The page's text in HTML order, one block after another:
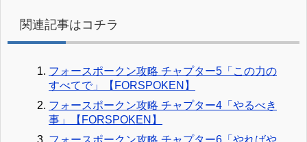
関連記事はコチラ
フォースポークン攻略 チャプター5「この力の
すべてで」【FORSPOKEN】
フォースポークン攻略 チャプター4「やるべき
事」【FORSPOKEN】